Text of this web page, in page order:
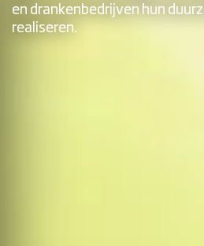
en drankenbedrijven hun
realiseren.